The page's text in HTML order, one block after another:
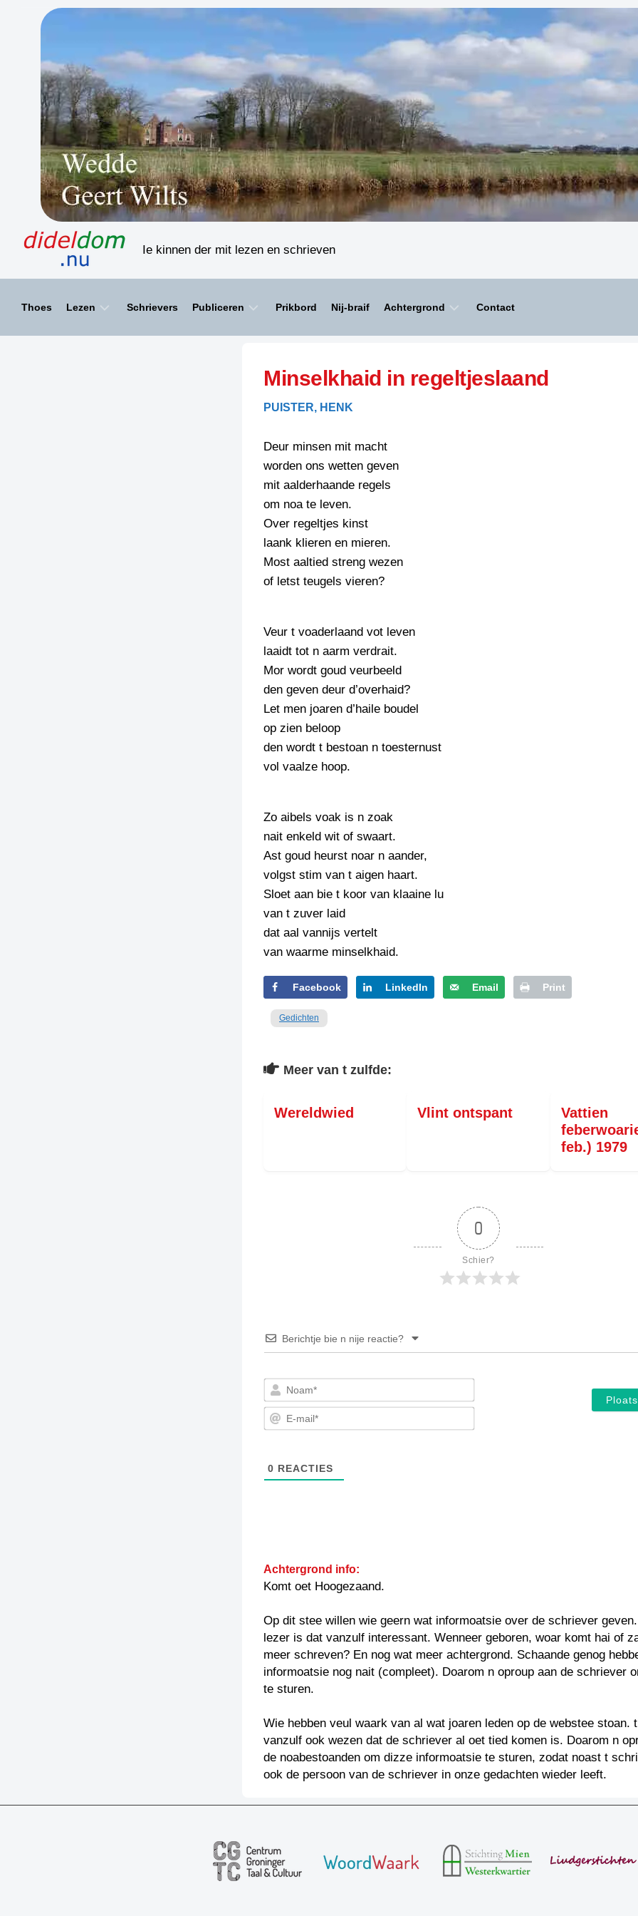
Ie kinnen der mit lezen en schrieven
Thoes Lezen
HAIKU’S
LIMERICKS
SCHRIEFWEDSTRIED
PERSBERICHT
SCHRIEFWEDSTRIED
FOTO’S
SCHRIEFWEDSTRIED
STRIPS
TIEDSCHRIFT
TENEEL
VERHOALEN
BIENOAMEN
LEGENDEN
RECEPTEN
SPREUKEN
VEURDRACHTEN
Schrievers Publiceren
SPELLENSCONTROLE
SCHRIEFREGELS
Prikbord Nij-braif Achtergrond
KREUZE
Contact
Minselkhaid in regeltjeslaand
PUISTER, HENK
Deur minsen mit macht
worden ons wetten geven
mit aalderhaande regels
om noa te leven.
Over regeltjes kinst
laank klieren en mieren.
Most aaltied streng wezen
of letst teugels vieren?
Veur t voaderlaand vot leven
laaidt tot n aarm verdrait.
Mor wordt goud veurbeeld
den geven deur d’overhaid?
Let men joaren d’haile boudel
op zien beloop
den wordt t bestoan n toesternust
vol vaalze hoop.
Zo aibels voak is n zoak
nait enkeld wit of swaart.
Ast goud heurst noar n aander,
volgst stim van t aigen haart.
Sloet aan bie t koor van klaaine lu
van t zuver laid
dat aal vannijs vertelt
van waarme minselkhaid.
Facebook LinkedIn Email Print
Gedichten
Meer van t zulfde:
Wereldwied Vlint ontspant
Vattien
feb.) 1979
0
Schier?
Berichtje bie n nije reactie?
Noam*
E-
0 REACTIES
Achtergrond info:
Komt oet Hoogezaand.
Op dit stee willen wie geern wat informoatsie over de schriever
lezer is dat vanzulf interessant. Wenneer geboren, woar komt hai of
meer schreven? En nog wat meer achtergrond. Schaande genog
informoatsie nog nait (compleet). Doarom n oproup aan de schriever
te sturen.
Wie hebben veul waark van al wat joaren leden op de webstee stoan.
vanzulf ook wezen dat de schriever al oet tied komen is. Doarom n
de noabestoanden om dizze informoatsie te sturen, zodat noast t
ook de persoon van de schriever in onze gedachten wieder leeft.